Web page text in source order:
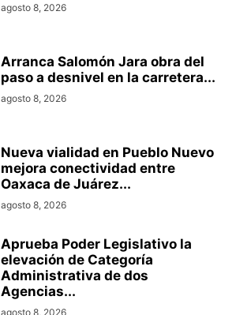
agosto 8, 2026
Arranca Salomón Jara obra del
paso a desnivel en la carretera...
agosto 8, 2026
Nueva vialidad en Pueblo Nuevo
mejora conectividad entre
Oaxaca de Juárez...
agosto 8, 2026
Aprueba Poder Legislativo la
elevación de Categoría
Administrativa de dos
Agencias...
agosto 8, 2026